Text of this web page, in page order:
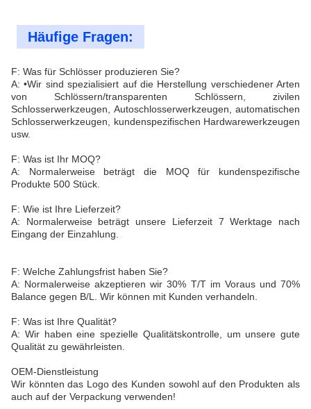
Häufige Fragen:
F: Was für Schlösser produzieren Sie?
A: •Wir sind spezialisiert auf die Herstellung verschiedener Arten
von Schlössern/transparenten Schlössern, zivilen
Schlosserwerkzeugen, Autoschlosserwerkzeugen, automatischen
Schlosserwerkzeugen, kundenspezifischen Hardwarewerkzeugen
usw.
F: Was ist Ihr MOQ?
A: Normalerweise beträgt die MOQ für kundenspezifische
Produkte 500 Stück.
F: Wie ist Ihre Lieferzeit?
A: Normalerweise beträgt unsere Lieferzeit 7 Werktage nach
Eingang der Einzahlung.
F: Welche Zahlungsfrist haben Sie?
A: Normalerweise akzeptieren wir 30% T/T im Voraus und 70%
Balance gegen B/L. Wir können mit Kunden verhandeln.
F: Was ist Ihre Qualität?
A: Wir haben eine spezielle Qualitätskontrolle, um unsere gute
Qualität zu gewährleisten.
OEM-Dienstleistung
Wir könnten das Logo des Kunden sowohl auf den Produkten als
auch auf der Verpackung verwenden!